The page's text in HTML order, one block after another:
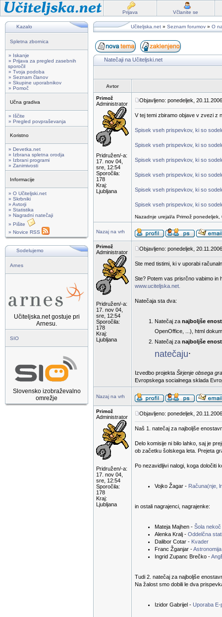
Prijava Včlanite se
Kazalo
Spletna zbornica
» Iskanje
» Prijava za pregled zasebnih
sporočil
» Tvoja podoba
» Seznam članov
» Skupine uporabnikov
» Pomoč
Učna gradiva
» Iščite
» Pregled povpraševanja
Koristno
» Devetka.net
» Izbrana spletna orodja
» Izbrani programi
» Zanimivosti
Informacije
» O Učiteljski.net
» Skrbniki
» Avtorji
» Statistika
» Nagradni natečaji
» Pišite
» Novice RSS
Sodelujemo
Arnes
Učiteljska.net gostuje pri
Arnesu.
SIO
Slovensko izobraževalno
omrežje
Učiteljska.net » Seznam forumov » O
Natečaji na Učiteljski.net
Avtor
Primož
Administrator
Pridružen/-a:
17. nov 04,
sre, 12:54
Sporočila:
178
Kraj:
Ljubljana
Objavljeno: ponedeljek,
V tej temi zbiramo objave v zvezi z
Spisek vseh prispevkov, ki so
Spisek vseh prispevkov, ki so
Spisek vseh prispevkov, ki so
Spisek vseh prispevkov, ki so
Spisek vseh prispevkov, ki so
Spisek vseh prispevkov, ki so
Nazadnje urejal/a Primož
Nazaj na vrh
Primož
Administrator
Pridružen/-a:
17. nov 04,
sre, 12:54
Sporočila:
178
Kraj:
Ljubljana
Objavljeno: ponedeljek,
Ste med tistimi, ki v uporabi
Ste? Potem vas prisrčno vabimo in
www.uciteljska.net.
Natečaja sta dva:
Natečaj za najboljše
OpenOffice, ...), html
Natečaj za najboljše
natečaju.
Izvedbo projekta Širjenje obsega
Evropskega socialnega sklada
Nazaj na vrh
Primož
Administrator
Pridružen/-a:
17. nov 04,
sre, 12:54
Sporočila:
178
Kraj:
Ljubljana
Objavljeno: ponedeljek,
Naš 1. natečaj za najboljše
Delo komisije ni bilo lahko, saj je
ob začetku šolskega leta. Prejeta
Po nezavidljivi nalogi, koga določiti
Vojko Žagar - Računa(nje,
in ostali nagrajenci, nagrajenke:
Mateja Majhen - Šola nekoč
Alenka Kralj - Oddelčna
Dalibor Cotar - Kvader
Franc Žganjar -Astronomija
Ingrid Zupanc Brečko -
Tudi 2. natečaj za najboljše
Na žalost smo dobili le dva
Izidor Gabrijel - Uporaba E-